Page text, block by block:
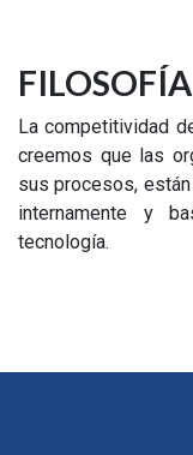
FILOSOFÍA
La competitividad
creemos que las
sus procesos,
internamente y
tecnología.